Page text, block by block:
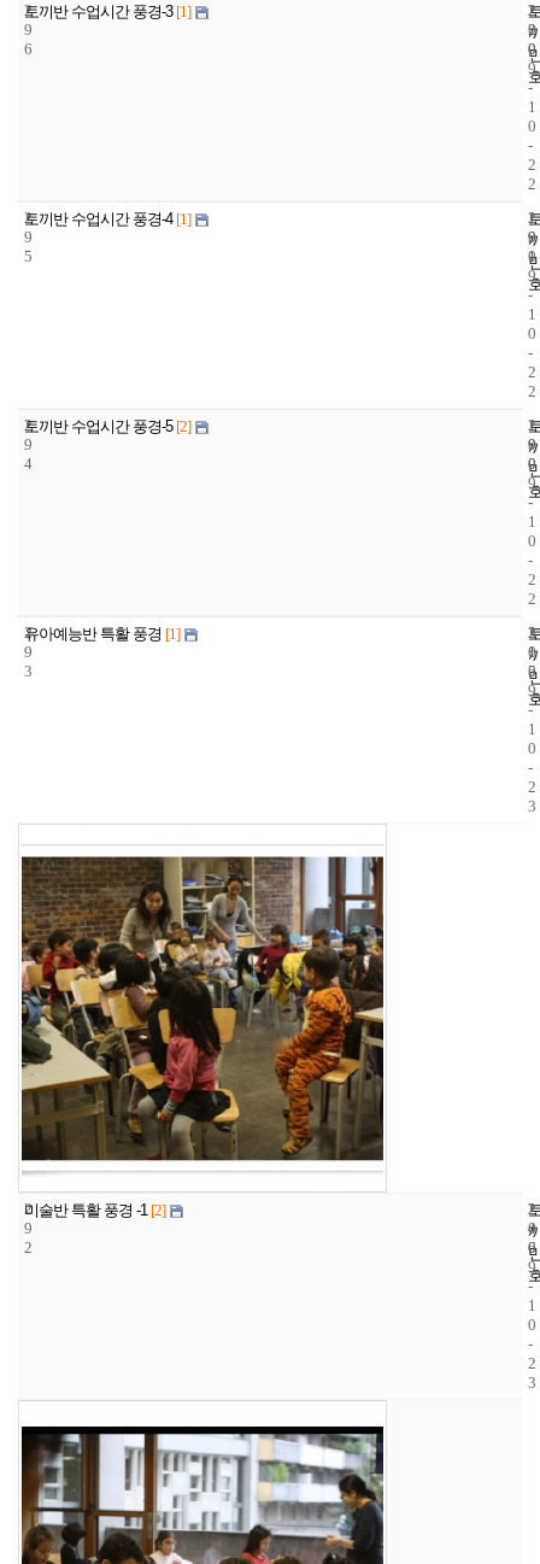
2
9
6
토끼반 수업시간 풍경-3 [1]
2
2
0
2
0
0
9
-
1
0
-
2
2
2
9
5
토끼반 수업시간 풍경-4 [1]
1
9
1
2
0
0
9
-
1
0
-
2
2
2
9
4
토끼반 수업시간 풍경-5 [2]
1
9
0
2
0
0
9
-
1
0
-
2
2
2
9
3
유아예능반 특활 풍경 [1]
3
1
5
2
0
0
9
-
1
0
-
2
3
2
9
2
미술반 특활 풍경 -1 [2]
2
4
6
2
0
0
9
-
1
0
-
2
3